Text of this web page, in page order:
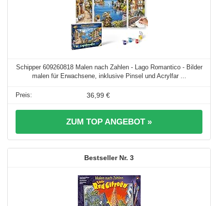
Schipper 609260818 Malen nach Zahlen - Lago Romantico - Bilder
malen für Erwachsene, inklusive Pinsel und Acrylfar ...
36,99 €
ZUM TOP ANGEBOT »
3